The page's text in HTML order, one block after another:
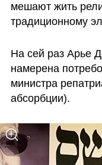
мешают жить
традиционному
На сей раз Арье
намерена
министра
абсорбции).